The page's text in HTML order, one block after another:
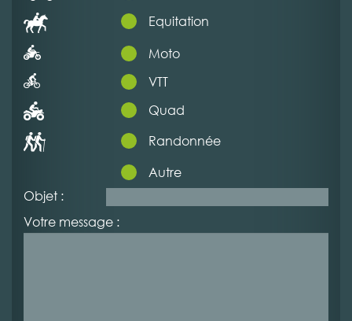
Equitation
Moto
VTT
Quad
Randonnée
Autre
Objet :
Votre message :